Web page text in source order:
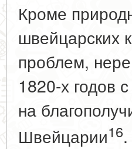
Кроме
швейцарских
проблем,
1820-х годов
на
Швейцарии16.